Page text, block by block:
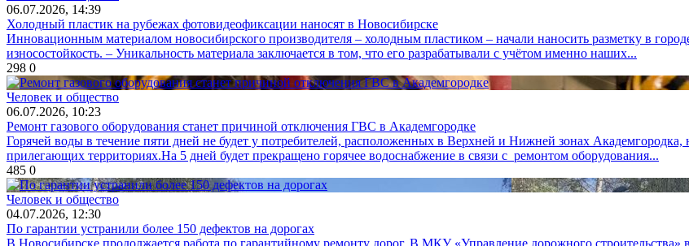
06.07.2026, 14:39
Холодный пластик на рубежах фотовидеофиксации наносят в Новосибирске
Инновационным материалом новосибирского производителя – холодным пластиком – начали наносить разметку в
износостойкость. – Уникальность материала заключается в том, что его разрабатывали с учётом именно наших...
298 0
Человек и общество
06.07.2026, 10:23
Ремонт газового оборудования станет причиной отключения ГВС в Академгородке
Горячей воды в течение пяти дней не будет у потребителей, расположенных в Верхней и Нижней зонах
прилегающих территориях.На 5 дней будет прекращено горячее водоснабжение в связи с ремонтом оборудования...
485 0
Человек и общество
04.07.2026, 12:30
По гарантии устранили более 150 дефектов на дорогах
В Новосибирске продолжается работа по гарантийному ремонту дорог. В МКУ «Управление дорожного строительства» в